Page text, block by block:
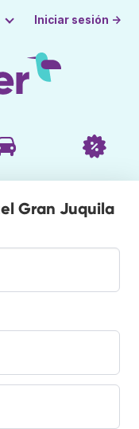
Iniciar sesión →
Gran Juquila